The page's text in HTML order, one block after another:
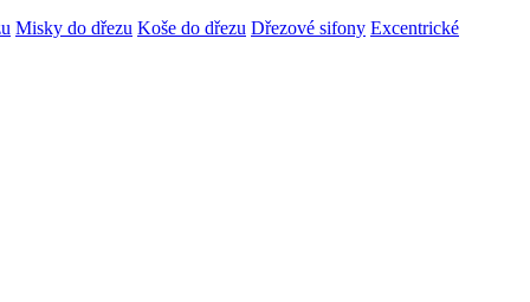
Misky do dřezu Koše do dřezu Dřezové sifony Excentrické